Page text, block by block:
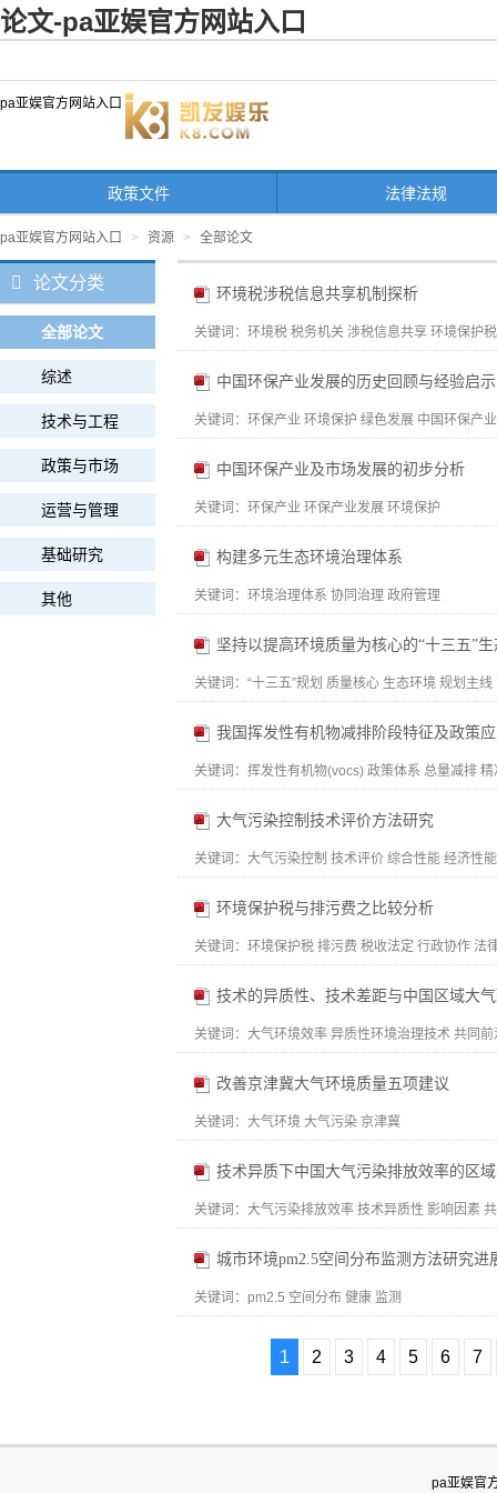
论文-pa亚娱官方网站入口
pa亚娱官方网站入口
政策文件 法律法规
pa亚娱官方网站入口 > 资源 > 全部论文
论文分类
全部论文
综述
技术与工程
政策与市场
运营与管理
基础研究
其他
环境税涉税信息共享机制探析
关键词： 环境税 税务机关 涉税信息共享 环境保护
中国环保产业发展的历史回顾与经验启示
关键词： 环保产业 环境保护 绿色发展 中国环保产业
中国环保产业及市场发展的初步分析
关键词： 环保产业 环保产业发展 环境保护
构建多元生态环境治理体系
关键词： 环境治理体系 协同治理 政府管理
坚持以提高环境质量为核心的“十三五”
关键词： “十三五”规划 质量核心 生态环境 规划主线
我国挥发性有机物减排阶段特征及政策
关键词： 挥发性有机物(vocs) 政策体系 总量减排 精
大气污染控制技术评价方法研究
关键词： 大气污染控制 技术评价 综合性能 经济性
环境保护税与排污费之比较分析
关键词： 环境保护税 排污费 税收法定 行政协作 法
技术的异质性、技术差距与中国区域大
关键词： 大气环境效率 异质性环境治理技术 共同前
改善京津冀大气环境质量五项建议
关键词： 大气环境 大气污染 京津冀
技术异质下中国大气污染排放效率的区
关键词： 大气污染排放效率 技术异质性 影响因素
城市环境pm2.5空间分布监测方法研究进
关键词： pm2.5 空间分布 健康 监测
1 2 3 4 5 6 7
pa亚娱官